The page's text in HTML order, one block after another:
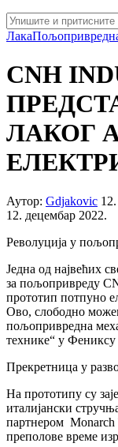
Лака
CNH
ЛАКОГ
Аутор: Gdjakovic
12. децембар 2022.
Револуција у
Једна од највећих
за пољопривреду
прототип потпуно
Ово, слободно
пољопривредна
технике“ у
Прекретница у
На прототипу су
италијански
партнером Monarch
преполове време